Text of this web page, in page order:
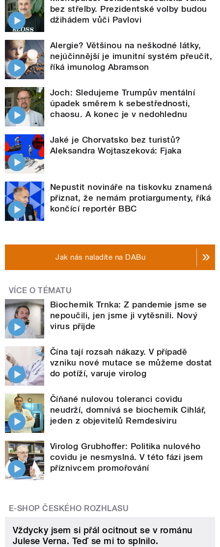
bez střelby. Prezidentské volby budou
džihádem vůči Pavlovi
Alergie? Většinou na neškodné látky,
nejúčinnější je imunitní systém přeučit,
říká imunolog Abramson
Joch: Sledujeme Trumpův mentální
úpadek směrem k sebestřednosti,
chaosu. A konec je v nedohlednu
Jaké je Chorvatsko bez turistů?
Aleksandra Wojtaszeková: Fjaka
Nepustit novináře na tiskovku znamená
přiznat, že nemám protiargumenty, říká
končící reportér BBC
Jak nás naladíte na DABu
VÍCE O TÉMATU
Biochemik Trnka: Z pandemie jsme se
nepoučili, jen jsme ji vytěsnili. Nový
virus přijde
Čína tají rozsah nákazy. V případě
vzniku nové mutace se můžeme dostat
do potíží, varuje virolog
Číňané nulovou toleranci covidu
neudrží, domnívá se biochemik Cihlář,
jeden z objevitelů Remdesiviru
Virolog Grubhoffer: Politika nulového
covidu je nesmyslná. V této fázi jsem
příznivcem promořování
E-SHOP ČESKÉHO ROZHLASU
Vždycky jsem si přál ocitnout se v románu
Julese Verna. Teď se mi to splnilo.